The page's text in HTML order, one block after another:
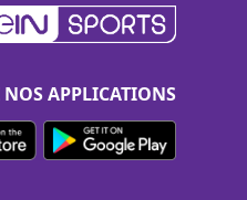
NOS APPLICATIONS